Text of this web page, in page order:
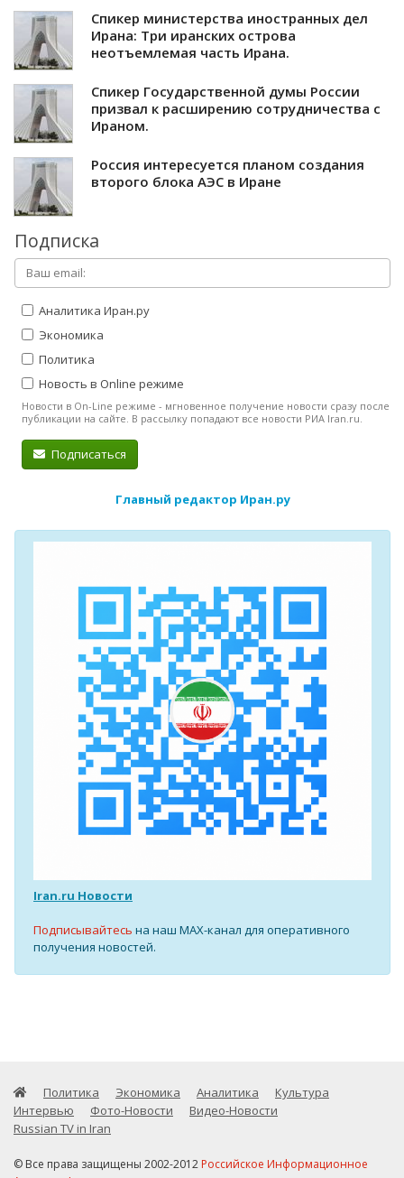
Спикер министерства иностранных дел
Ирана: Три иранских острова
неотъемлемая часть Ирана.
Спикер Государственной думы России
призвал к расширению сотрудничества с
Ираном.
Россия интересуется планом создания
второго блока АЭС в Иране
Подписка
Аналитика Иран.ру
Экономика
Политика
Новость в Online режиме
Новости в On-Line режиме - мгновенное получение новости сразу после
публикации на сайте. В рассылку попадают все новости РИА Iran.ru.
Подписаться
Главный редактор Иран.ру
Iran.ru Новости
Подписывайтесь на наш MAX-канал для оперативного
получения новостей.
Политика Экономика Аналитика
Культура
Интервью
Фото-Новости
Видео-Новости
Russian TV in Iran
© Все права защищены 2002-2012 Российское Информационное